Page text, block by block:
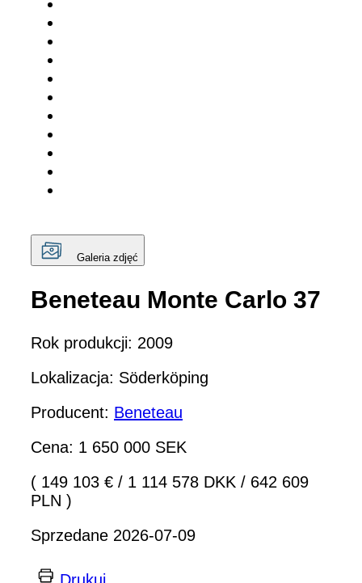
Galeria zdjęć
Beneteau Monte Carlo 37
Rok produkcji: 2009
Lokalizacja: Söderköping
Producent: Beneteau
Cena: 1 650 000 SEK
( 149 103 € / 1 114 578 DKK / 642 609
PLN )
Sprzedane 2026-07-09